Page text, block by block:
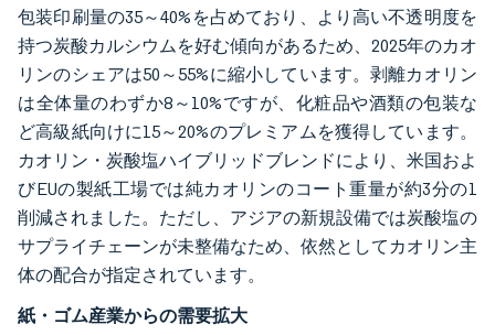
包装印刷量の35～40%を占めており、より高い不透明度を
持つ炭酸カルシウムを好む傾向があるため、2025年のカオ
リンのシェアは50～55%に縮小しています。剥離カオリン
は全体量のわずか8～10%ですが、化粧品や酒類の包装な
ど高級紙向けに15～20%のプレミアムを獲得しています。
カオリン・炭酸塩ハイブリッドブレンドにより、米国およ
びEUの製紙工場では純カオリンのコート重量が約3分の1
削減されました。ただし、アジアの新規設備では炭酸塩の
サプライチェーンが未整備なため、依然としてカオリン主
体の配合が指定されています。
紙・ゴム産業からの需要拡大